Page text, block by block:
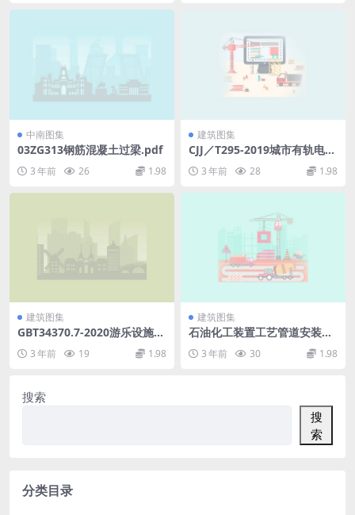
中南图集
03ZG313钢筋混凝土过梁.pdf
3 年前 26 1.98
建筑图集
CJJ／T295-2019城市有轨电车
3 年前 28 1.98
建筑图集
GBT34370.7-2020游乐设施无
损检测第7部分：涡流检测(3.4
4MB)72e3091f39c8098c.pdf
3 年前 19 1.98
建筑图集
石油化工装置工艺管道安装设
计施工图册（第2分册小型设
备）.pdf
3 年前 30 1.98
搜索
搜
索
分类目录